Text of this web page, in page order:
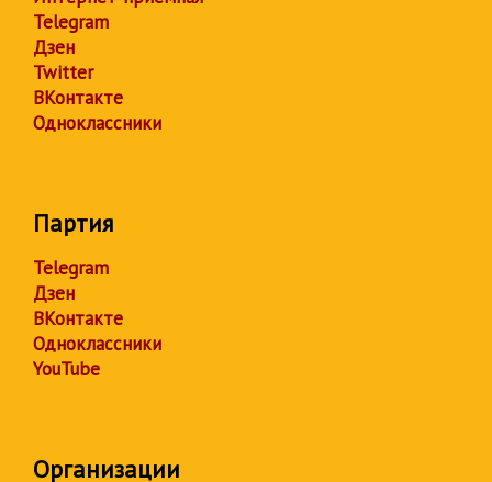
Telegram
Дзен
Twitter
ВКонтакте
Одноклассники
Партия
Telegram
Дзен
ВКонтакте
Одноклассники
YouTube
Организации